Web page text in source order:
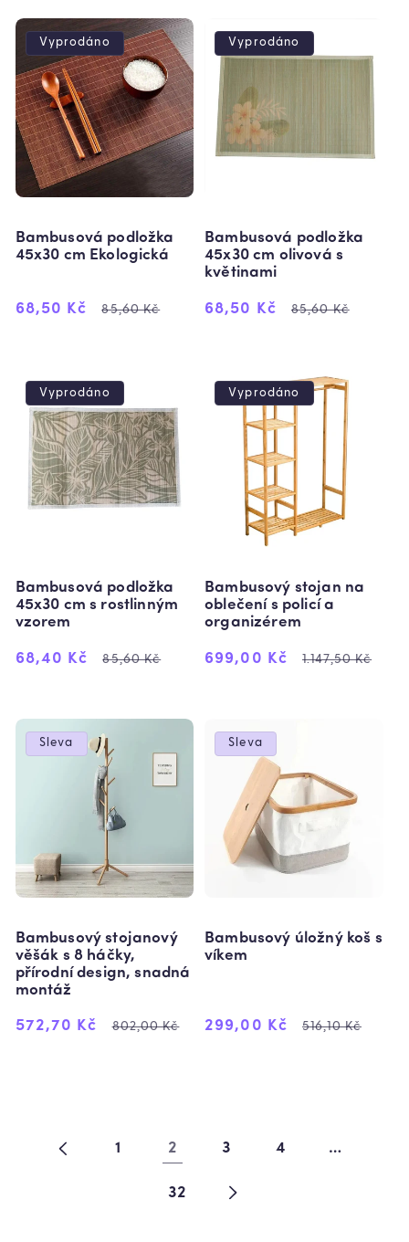
Vyprodáno
Bambusová podložka
45x30 cm Ekologická
Výprodejová
68,50 Kč
Běžná
85,60 Kč
Vyprodáno
Bambusová podložka
45x30 cm olivová s
květinami
Výprodejová
68,50 Kč
Běžná
85,60 Kč
Vyprodáno
Bambusová podložka
45x30 cm s rostlinným
vzorem
Výprodejová
68,40 Kč
Běžná
85,60 Kč
Vyprodáno
Bambusový stojan na
oblečení s policí a
organizérem
Výprodejová
699,00 Kč
Běžná
1.147,50 Kč
Sleva
Bambusový stojanový
věšák s 8 háčky,
přírodní design, snadná
montáž
Výprodejová
572,70 Kč
Běžná
802,00 Kč
Sleva
Bambusový úložný koš s
víkem
Výprodejová
299,00 Kč
Běžná
516,10 Kč
1 2 3 4 …
32